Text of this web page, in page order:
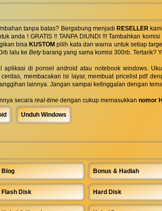
tanpa batas? Bergabung menjadi RESELLER
anda ! GRATIS !! TANPA DIUNDI !!! Tambahkan
bisa KUSTOM pilih kata dan warna untuk setiap
lalu ke Betybarang yang sama komisi 300rb. Tertarik?
aplikasi di ponsel android atau notebook windows.
membacakan isi layar, membuat pricelist pdf
lainnya. Jangan sampai ketinggalan dengan
secara real-time dengan cukup memasukkan nomor
Unduh Windows
Blog Bonus & Hadiah
Flash Disk Hard Disk